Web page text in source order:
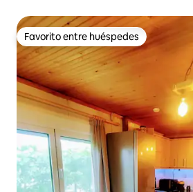
Favorito entre huéspedes
Favorito entre huéspedes